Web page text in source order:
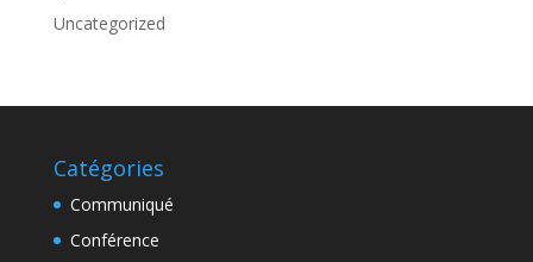
Uncategorized
Catégories
Communiqué
Conférence